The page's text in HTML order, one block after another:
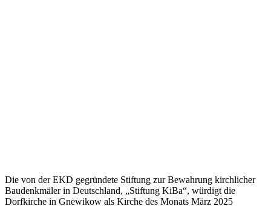
Die von der EKD gegründete Stiftung zur Bewahrung kirchlicher
Baudenkmäler in Deutschland, „Stiftung KiBa“, würdigt die
Dorfkirche in Gnewikow als Kirche des Monats März 2025